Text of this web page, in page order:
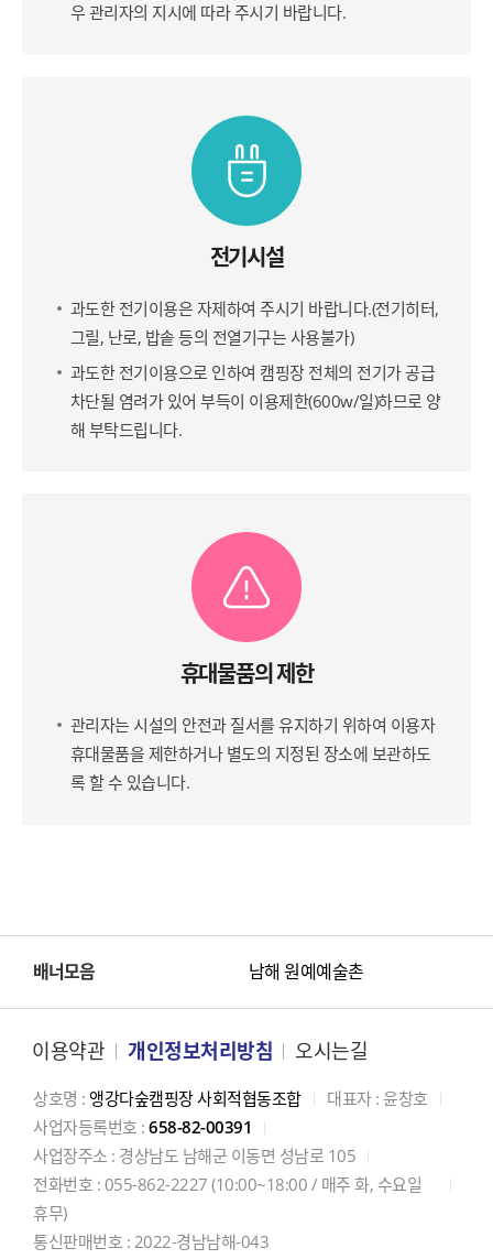
우 관리자의 지시에 따라 주시기 바랍니다.
전기시설
과도한 전기이용은 자제하여 주시기 바랍니다.(전기히터,
그릴, 난로, 밥솥 등의 전열기구는 사용불가)
과도한 전기이용으로 인하여 캠핑장 전체의 전기가 공급
차단될 염려가 있어 부득이 이용제한(600w/일)하므로 양
해 부탁드립니다.
휴대물품의 제한
관리자는 시설의 안전과 질서를 유지하기 위하여 이용자
휴대물품을 제한하거나 별도의 지정된 장소에 보관하도
록 할 수 있습니다.
배너모음
남해 원예예술촌
남해군 문화관광과
이용약관 개인정보처리방침 오시는길
상호명 : 앵강다숲캠핑장 사회적협동조합
대표자 : 윤창호
사업자등록번호 : 658-82-00391
사업장주소 : 경상남도 남해군 이동면 성남로 105
전화번호 : 055-862-2227 (10:00~18:00 / 매주 화, 수요일
휴무)
통신판매번호 : 2022-경남남해-043